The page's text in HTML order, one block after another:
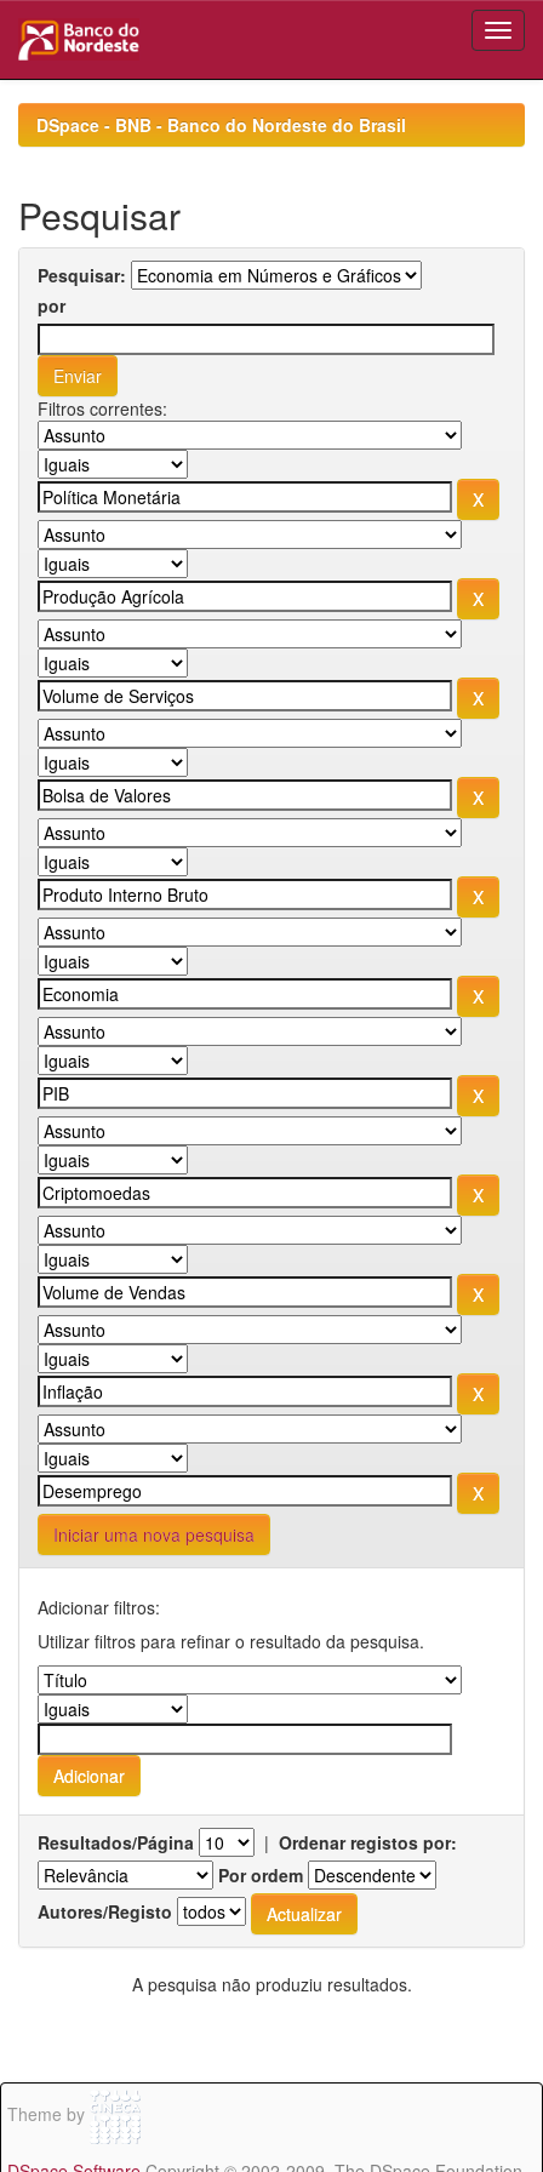
navigationDSpace - BNB - Banco do Nordeste do Brasil
Pesquisar
Pesquisar:
por
Filtros correntes:
Iniciar uma nova pesquisa
Adicionar filtros:
Utilizar filtros para refinar o resultado da pesquisa.
Resultados/Página | Ordenar registos por:
Por ordem
Autores/Registo
A pesquisa não produziu resultados.
Theme by